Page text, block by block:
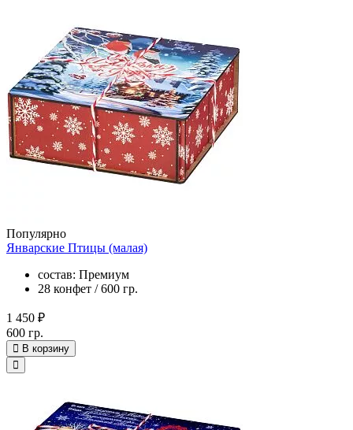
Популярно
Январские Птицы (малая)
состав: Премиум
28 конфет / 600 гр.
1 450 ₽
600 гр.
В корзину